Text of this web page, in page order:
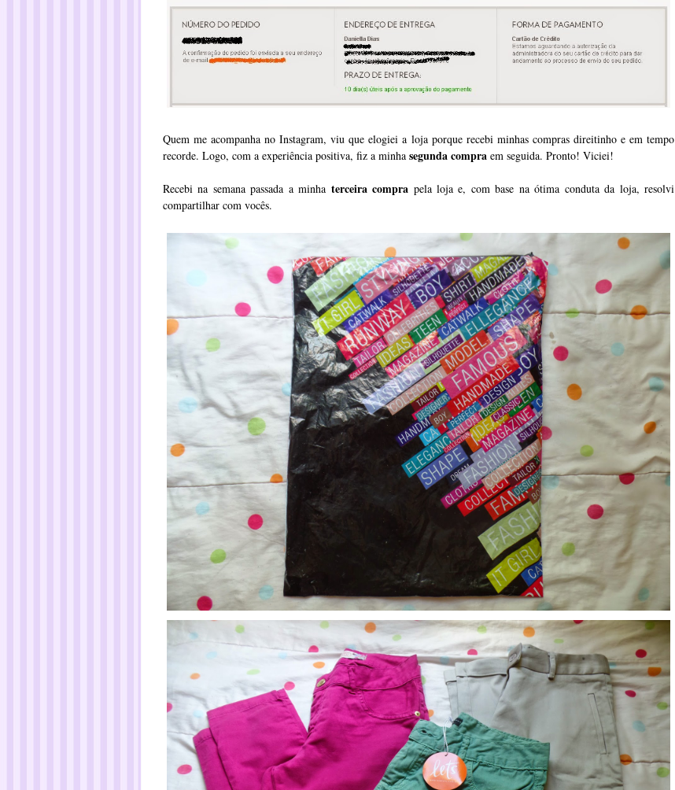
Quem me acompanha no Instagram, viu que elogiei a loja porque recebi minhas compras direitinho e em tempo
recorde. Logo, com a experiência positiva, fiz a minha segunda compra em seguida. Pronto! Viciei!
Recebi na semana passada a minha terceira compra pela loja e, com base na ótima conduta da loja, resolvi
compartilhar com vocês.